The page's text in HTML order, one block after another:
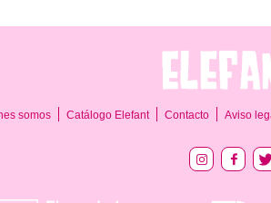
somos Catálogo Elefant Contacto Aviso